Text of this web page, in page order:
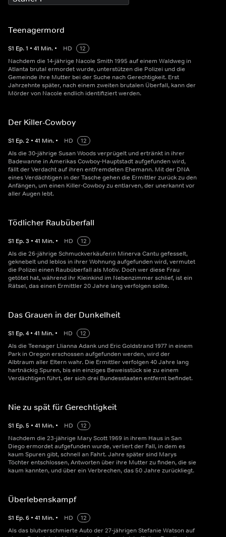
Teenagermord
S1 Ep.1 • 41 Min. • HD
12
Nachdem die 14-jährige Nacole Smith 1995 auf einem Waldweg in
Atlanta brutal ermordet wurde, unterstützen die Polizei und die
Gemeinde ihre Mutter bei der Suche nach Gerechtigkeit. Erst
Jahrzehnte später, nach einem zweiten brutalen Überfall, kann der
Mörder von Nacole endlich identifiziert werden.
Der Killer-Cowboy
S1 Ep.2 • 41 Min. • HD
12
Als die 30-jährige Susan Woods verprügelt und ertränkt in ihrer
Badewanne in Amerikas Cowboy-Hauptstadt aufgefunden wird,
fällt der Verdacht auf ihren entfremdeten Ehemann. Mit der DNA
eines Verdächtigen in der Tasche gehen die Ermittler zurück zu den
Anfängen, um einen Killer-Cowboy zu entlarven, der unerkannt vor
aller Augen lebt.
Tödlicher Raubüberfall
S1 Ep.3 • 41 Min. • HD
12
Als die 26-jährige Schmuckverkäuferin Minerva Cantu gefesselt,
geknebelt und leblos in ihrer Wohnung aufgefunden wird, vermutet
die Polizei einen Raubüberfall als Motiv. Doch wer diese Frau
getötet hat, während ihr Kleinkind im Nebenzimmer schlief, ist ein
Rätsel, das einen Ermittler 20 Jahre lang verfolgen sollte.
Das Grauen in der Dunkelheit
S1 Ep.4 • 41 Min. • HD
12
Als die Teenager Llianna Adank und Eric Goldstrand 1977 in einem
Park in Oregon erschossen aufgefunden werden, wird der
Albtraum aller Eltern wahr. Die Ermittler verfolgen 40 Jahre lang
hartnäckig Spuren, bis ein einziges Beweisstück sie zu einem
Verdächtigen führt, der sich drei Bundesstaaten entfernt befindet.
Nie zu spät für Gerechtigkeit
S1 Ep.5 • 41 Min. • HD
12
Nachdem die 23-jährige Mary Scott 1969 in ihrem Haus in San
Diego ermordet aufgefunden wurde, verliert der Fall, in dem es
kaum Spuren gibt, schnell an Fahrt. Jahre später sind Marys
Töchter entschlossen, Antworten über ihre Mutter zu finden, die sie
kaum kannten, und über ein Verbrechen, das 50 Jahre zurückliegt.
Überlebenskampf
S1 Ep.6 • 41 Min. • HD
12
Als das blutverschmierte Auto der 27-jährigen Stefanie Watson auf